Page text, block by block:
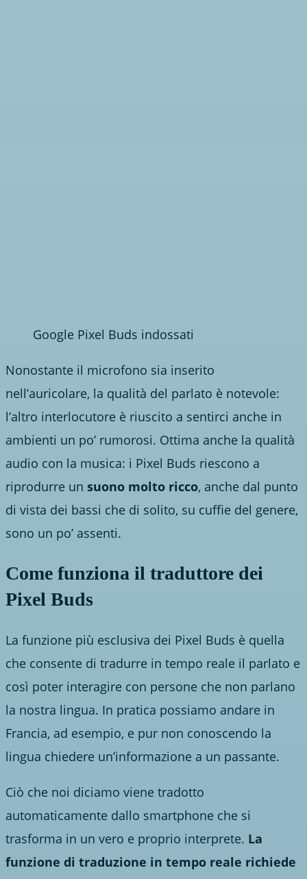
Google Pixel Buds indossati
Nonostante il microfono sia inserito
nell’auricolare, la qualità del parlato è notevole:
l’altro interlocutore è riuscito a sentirci anche in
ambienti un po’ rumorosi. Ottima anche la qualità
audio con la musica: i Pixel Buds riescono a
riprodurre un suono molto ricco, anche dal punto
di vista dei bassi che di solito, su cuffie del genere,
sono un po’ assenti.
Come funziona il traduttore dei
Pixel Buds
La funzione più esclusiva dei Pixel Buds è quella
che consente di tradurre in tempo reale il parlato e
così poter interagire con persone che non parlano
la nostra lingua. In pratica possiamo andare in
Francia, ad esempio, e pur non conoscendo la
lingua chiedere un’informazione a un passante.
Ciò che noi diciamo viene tradotto
automaticamente dallo smartphone che si
trasforma in un vero e proprio interprete. La
funzione di traduzione in tempo reale richiede